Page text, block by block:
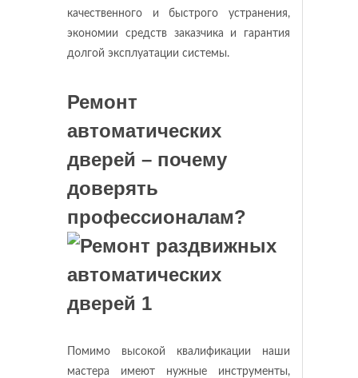
качественного и быстрого устранения,
экономии средств заказчика и гарантия
долгой эксплуатации системы.
Ремонт
автоматических
дверей – почему
доверять
профессионалам?
Помимо высокой квалификации наши
мастера имеют нужные инструменты,